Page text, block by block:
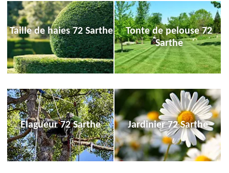
Taille de haies 72 Sarthe
Tonte de pelouse 72
Sarthe
Elagueur 72 Sarthe Jardinier 72 Sarthe